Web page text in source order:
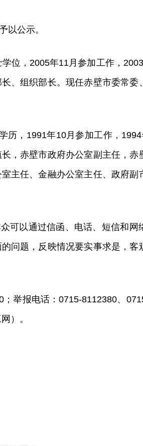
以公示。
位，2005年11月参加工作，
、组织部长。现任赤壁市委常委
历，1991年10月参加工作，
，赤壁市政府办公室副主任，赤
主任、金融办公室主任、政府副
可以通过信函、电话、短信和网
问题，反映情况要实事求是，客
举报电话：0715-8112380、
）。